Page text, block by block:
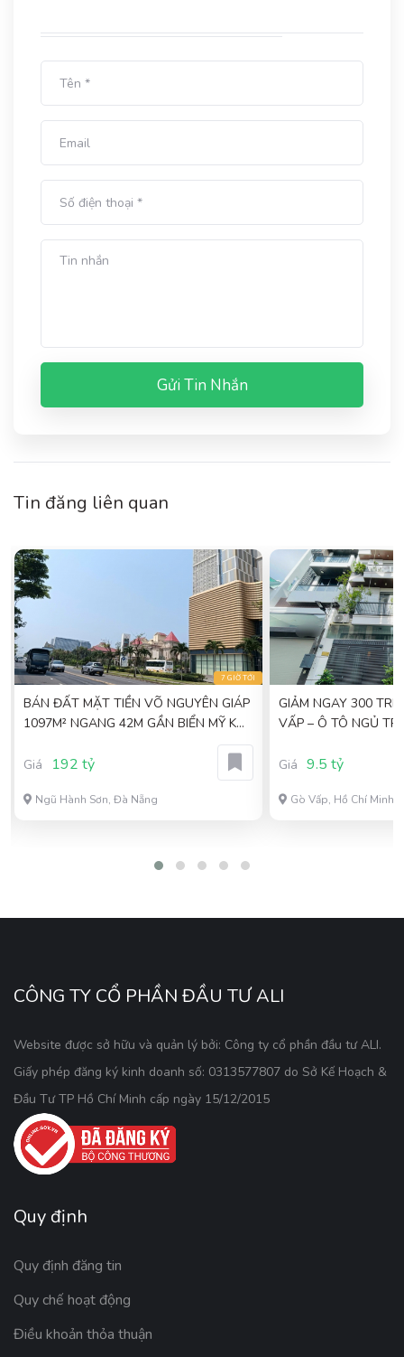
Gửi Tin Nhắn
Tin đăng liên quan
7 GIỜ TỚI
BÁN ĐẤT MẶT TIỀN VÕ NGUYÊN GIÁP
1097M² NGANG 42M GẦN BIỂN MỸ KHÊ
Giá
192 tỷ
Ngũ Hành Sơn, Đà Nẵng
GIẢM NGAY 300
VẤP – Ô TÔ NGỦ
Giá 9.5 tỷ
Gò Vấp, Hồ Chí Minh
CÔNG TY CỔ PHẦN ĐẦU TƯ ALI
Website được sở hữu và quản lý bởi: Công ty cổ phần đầu tư ALI.
Giấy phép đăng ký kinh doanh số: 0313577807 do Sở Kế Hoạch &
Đầu Tư TP Hồ Chí Minh cấp ngày 15/12/2015
Quy định
Quy định đăng tin
Quy chế hoạt động
Điều khoản thỏa thuận